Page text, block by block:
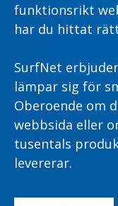
funktionsrikt
har du hittat
SurfNet
lämpar sig för
Oberoende om
webbsida eller
tusentals
levererar.